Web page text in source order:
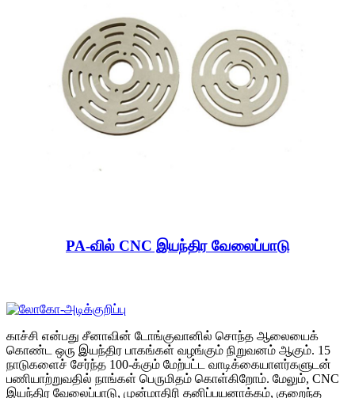
PA-வில் CNC இயந்திர வேலைப்பாடு
காச்சி என்பது சீனாவின் டோங்குவானில் சொந்த ஆலையைக்
கொண்ட ஒரு இயந்திர பாகங்கள் வழங்கும் நிறுவனம் ஆகும். 15
நாடுகளைச் சேர்ந்த 100-க்கும் மேற்பட்ட வாடிக்கையாளர்களுடன்
பணியாற்றுவதில் நாங்கள் பெருமிதம் கொள்கிறோம். மேலும், CNC
இயந்திர வேலைப்பாடு, முன்மாதிரி தனிப்பயனாக்கம், குறைந்த